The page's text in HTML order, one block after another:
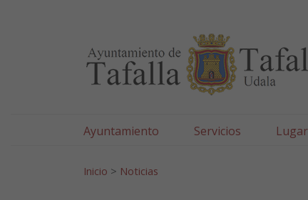
Ayuntamiento Servicios
Inicio > Noticias